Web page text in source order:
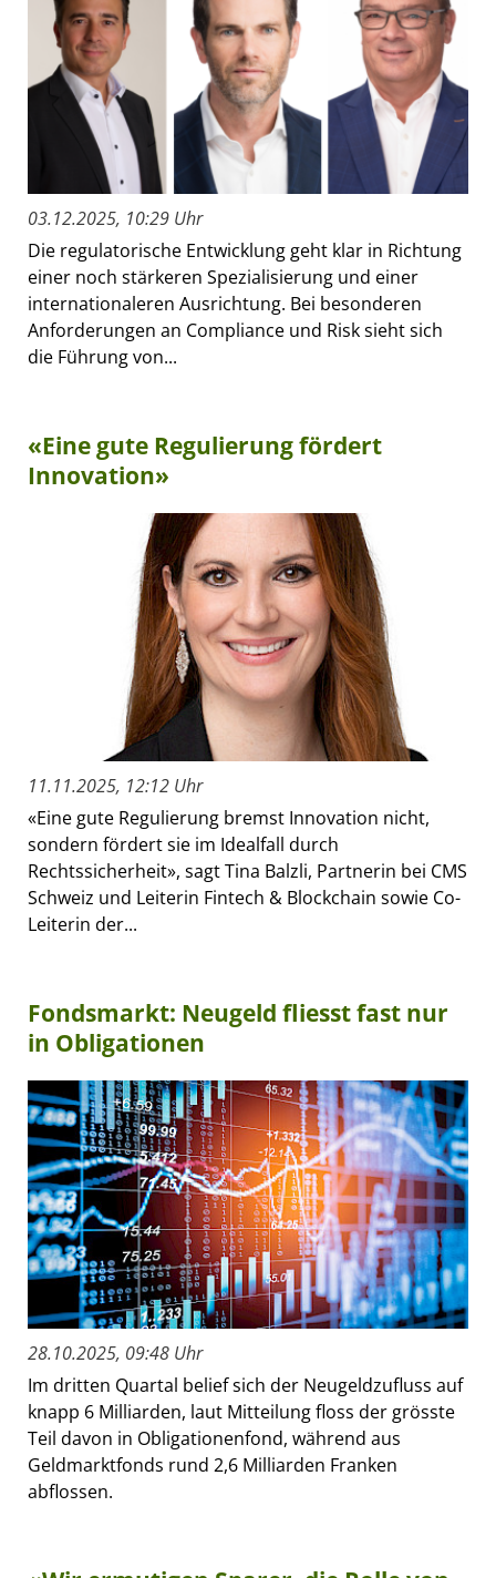
03.12.2025, 10:29 Uhr
Die regulatorische Entwicklung geht klar in Richtung
einer noch stärkeren Spezialisierung und einer
internationaleren Ausrichtung. Bei besonderen
Anforderungen an Compliance und Risk sieht sich
die Führung von...
«Eine gute Regulierung fördert
Innovation»
11.11.2025, 12:12 Uhr
«Eine gute Regulierung bremst Innovation nicht,
sondern fördert sie im Idealfall durch
Rechtssicherheit», sagt Tina Balzli, Partnerin bei CMS
Schweiz und Leiterin Fintech & Blockchain sowie Co-
Leiterin der...
Fondsmarkt: Neugeld fliesst fast nur
in Obligationen
28.10.2025, 09:48 Uhr
Im dritten Quartal belief sich der Neugeldzufluss auf
knapp 6 Milliarden, laut Mitteilung floss der grösste
Teil davon in Obligationenfond, während aus
Geldmarktfonds rund 2,6 Milliarden Franken
abflossen.